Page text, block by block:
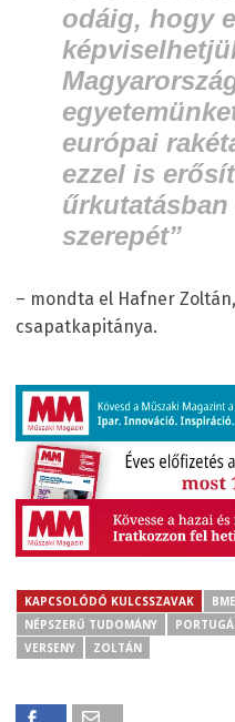
odáig, hogy
európai
ezzel is
szerepét”
– mondta el Hafner
csapatkapitánya.
KAPCSOLÓDÓ KULCSSZAVAK BME
NÉPSZERŰ TUDOMÁNY
VERSENY
ZOLTÁN